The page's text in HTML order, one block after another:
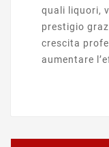
quali liquori,
prestigio
crescita
aumentare